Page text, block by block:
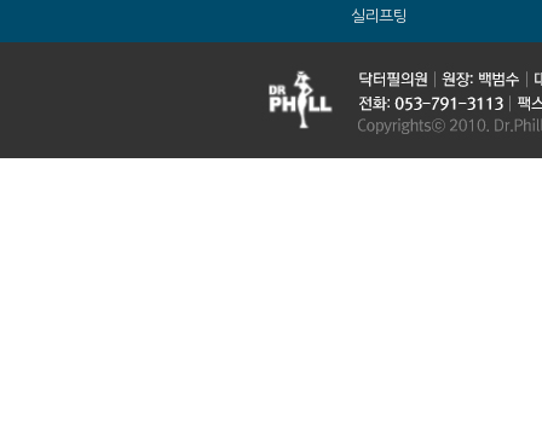
실리프팅